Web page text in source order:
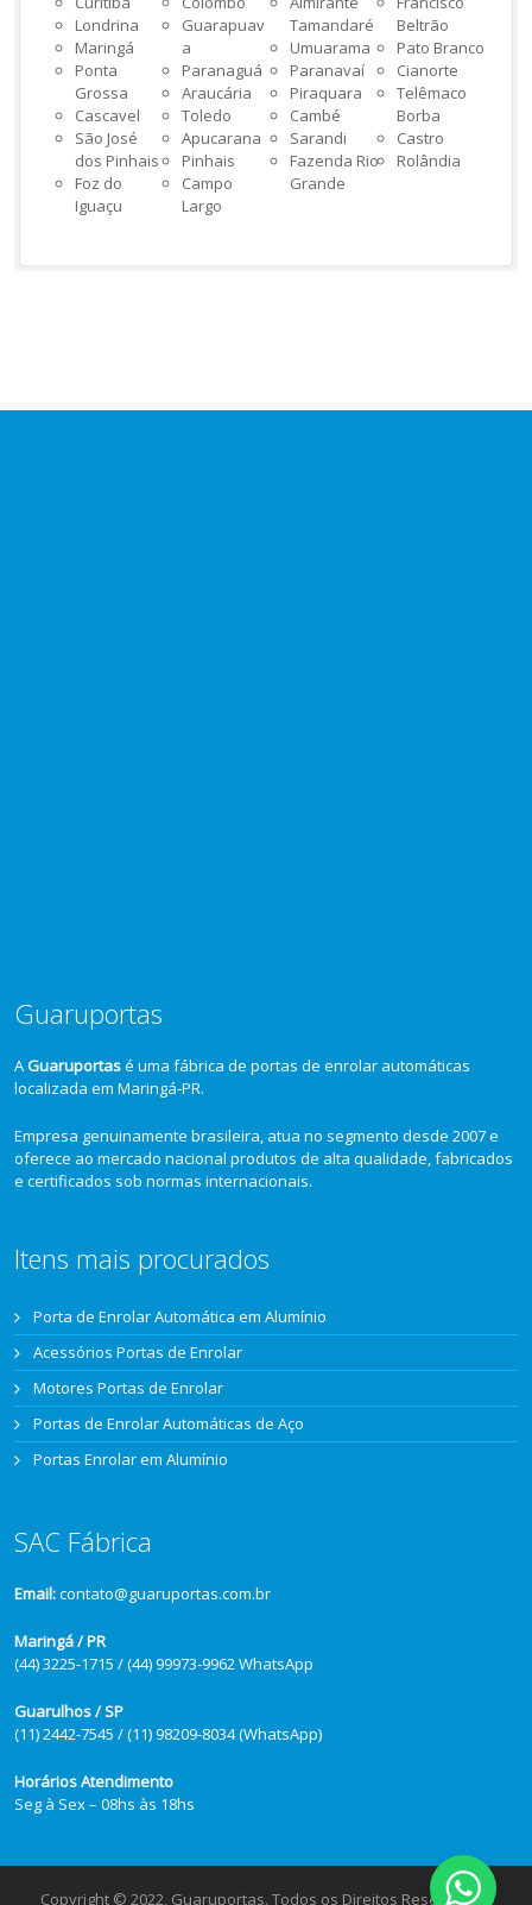
Londrina
Maringá
Ponta
Grossa
Cascavel
São José
dos Pinhais
Foz do
Iguaçu
Guarapuav
a
Paranaguá
Araucária
Toledo
Apucarana
Pinhais
Campo
Largo
Tamandaré
Umuarama
Paranavaí
Piraquara
Cambé
Sarandi
Fazenda Rio
Grande
Beltrão
Pato Branco
Cianorte
Telêmaco
Borba
Castro
Rolândia
Guaruportas
AGuaruportasé uma fábrica de portas de enrolar automáticas
localizada em Maringá-PR.
Empresa genuinamente brasileira, atua no segmento desde 2007 e
oferece ao mercado nacional produtos de alta qualidade, fabricados
e certificados sob normas internacionais.
Itens mais procurados
Porta de Enrolar Automática em Alumínio
Acessórios Portas de Enrolar
Motores Portas de Enrolar
Portas de Enrolar Automáticas de Aço
Portas Enrolar em Alumínio
SAC Fábrica
Email:contato@guaruportas.com.br
Maringá / PR
(44) 3225-1715 / (44) 99973-9962 WhatsApp
Guarulhos / SP
(11) 2442-7545 / (11) 98209-8034 (WhatsApp)
Horários Atendimento
Seg à Sex – 08hs às 18hs
Copyright © 2022, Guaruportas. Todos os Direitos Reservados.